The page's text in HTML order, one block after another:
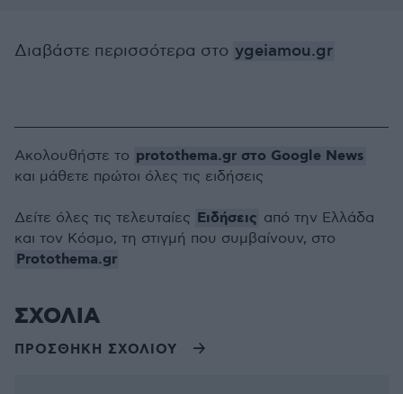
Διαβάστε περισσότερα στο ygeiamou.gr
Ακολουθήστε το protothema.gr στο Google News
και μάθετε πρώτοι όλες τις ειδήσεις
Δείτε όλες τις τελευταίες Ειδήσεις από την Ελλάδα
και τον Κόσμο, τη στιγμή που συμβαίνουν, στο
Protothema.gr
ΣΧΟΛΙΑ
ΠΡΟΣΘΗΚΗ ΣΧΟΛΙΟΥ